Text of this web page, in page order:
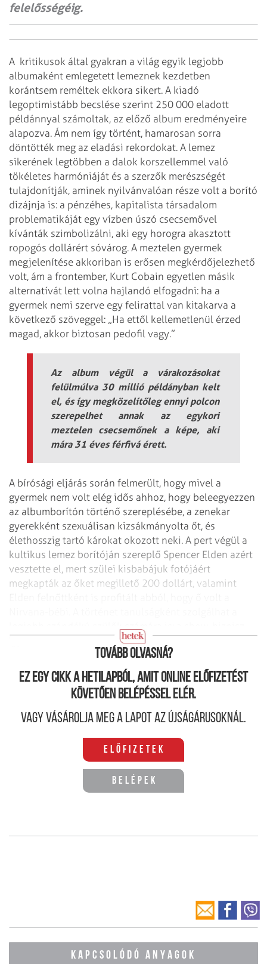
felelősségéig.
A kritikusok által gyakran a világ egyik legjobb
albumaként emlegetett lemeznek kezdetben
korántsem reméltek ekkora sikert. A kiadó
legoptimistább becslése szerint 250 000 eladott
példánnyal számoltak, az előző album eredményeire
alapozva. Ám nem így történt, hamarosan sorra
döntötték meg az eladási rekordokat. A lemez
sikerének legtöbben a dalok korszellemmel való
tökéletes harmóniáját és a szerzők merészségét
tulajdonítják, aminek nyilvánvalóan része volt a borító
dizájnja is: a pénzéhes, kapitalista társadalom
problematikáját egy vízben úszó csecsemővel
kívánták szimbolizálni, aki egy horogra akasztott
ropogós dollárért sóvárog. A meztelen gyermek
megjelenítése akkoriban is erősen megkérdőjelezhető
volt, ám a frontember, Kurt Cobain egyetlen másik
alternatívát lett volna hajlandó elfogadni: ha a
gyermek nemi szerve egy felirattal van kitakarva a
következő szöveggel: „Ha ettől kellemetlenül érzed
magad, akkor biztosan pedofil vagy.”
Az album végül a várakozásokat
felülmúlva 30 millió példányban kelt
el, és így megközelítőleg ennyi polcon
szerepelhet annak az egykori
meztelen csecsemőnek a képe, aki
mára 31 éves férfivá érett.
A bírósági eljárás során felmerült, hogy mivel a
gyermek nem volt elég idős ahhoz, hogy beleegyezzen
az albumborítón történő szereplésébe, a zenekar
gyerekként szexuálisan kizsákmányolta őt, és
élethosszig tartó károkat okozott neki. A pert végül a
kultikus lemez borítóján szereplő Spencer Elden azért
vesztette el, mert szülei kisbabájuk fotójáért
megkapták az őket megillető 200 dollárt, valamint
gyermekek esetén sem ismer feltétlenül fair határokat.
Tovább olvasná?
Ez egy cikk a hetilapból, amit online előfizetést
követően belépéssel elér.
Vagy vásárolja meg a lapot az újságárusoknál.
Előfizetek
Belépek
KAPCSOLÓDÓ ANYAGOK